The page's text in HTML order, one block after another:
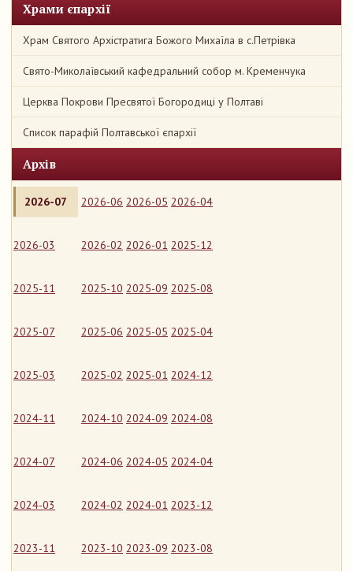
Храми єпархії
Храм Святого Архістратига Божого Михаїла в с.Петрівка
Свято-Миколаївський кафедральний собор м. Кременчука
Церква Покрови Пресвятої Богородиці у Полтаві
Список парафій Полтавської єпархії
Архів
2026-07 2026-06 2026-05 2026-04
2026-03 2026-02 2026-01 2025-12
2025-11 2025-10 2025-09 2025-08
2025-07 2025-06 2025-05 2025-04
2025-03 2025-02 2025-01 2024-12
2024-11 2024-10 2024-09 2024-08
2024-07 2024-06 2024-05 2024-04
2024-03 2024-02 2024-01 2023-12
2023-11 2023-10 2023-09 2023-08